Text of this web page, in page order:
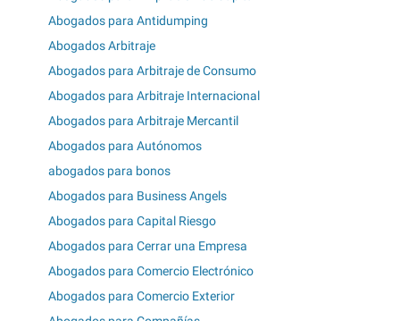
Abogados para Antidumping
Abogados Arbitraje
Abogados para Arbitraje de Consumo
Abogados para Arbitraje Internacional
Abogados para Arbitraje Mercantil
Abogados para Autónomos
abogados para bonos
Abogados para Business Angels
Abogados para Capital Riesgo
Abogados para Cerrar una Empresa
Abogados para Comercio Electrónico
Abogados para Comercio Exterior